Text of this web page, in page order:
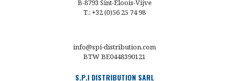
B-8793 Sint-Eloois-Vijve
T.: +32 (0)56 25 74 98
info@spi-distribution.com
BTW BE0448390121
S.P.I DISTRIBUTION SARL